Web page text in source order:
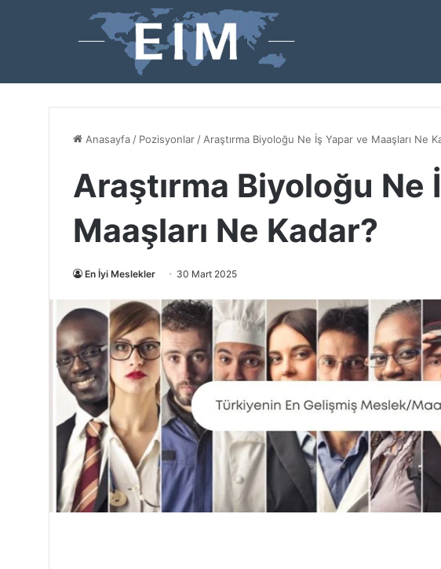
Anasayfa / Pozisyonlar / Araştırma Biyoloğu Ne İş Yapar ve Maaşları Ne
Araştırma Biyoloğu Ne
Maaşları Ne Kadar?
En İyi Meslekler 30 Mart 2025